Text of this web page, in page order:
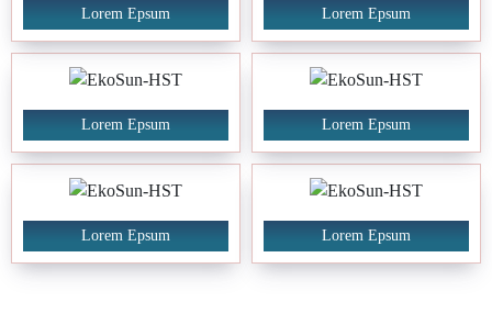
Lorem Epsum Lorem Epsum
Lorem Epsum Lorem Epsum
Lorem Epsum Lorem Epsum